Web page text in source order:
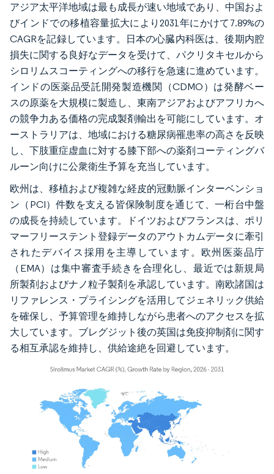
アジア太平洋地域は最も成長が速い地域であり、中国およ
びインドでの移植容量拡大により2031年にかけて7.89%の
CAGRを記録しています。日本の心臓内科医は、後期内腔
損失に関する良好なデータを受けて、パクリタキセルから
シロリムスコーティングへの移行を急速に進めています。
インドの医薬品受託開発製造機関（CDMO）は発酵ベー
スの原薬を大規模に製造し、東南アジアおよびアフリカへ
の競争力ある価格の完成製剤輸出を可能にしています。オ
ーストラリアは、地域における糖尿病罹患率の高さを反映
し、下肢重症虚血に対する膝下部への薬剤コーティングバ
ルーン向けに公衆衛生予算を充当しています。
欧州は、移植および複雑な経皮的冠動脈インターベンショ
ン（PCI）件数を支える皆保険制度を通じて、一桁台中盤
の成長を持続しています。ドイツおよびフランスは、ポリ
マーフリーステント登録データのアウトカムデータに牽引
されたデバイス採用を主導しています。欧州医薬品庁
（EMA）は集中審査手続きを合理化し、最近では新規局
所製剤およびナノ粒子製剤を承認しています。南欧諸国は
リファレンス・プライシングを活用してジェネリック供給
を確保し、予算管理を維持しながら患者へのアクセスを拡
大しています。ブレグジット後の英国は免疫抑制剤に関す
る相互承認を維持し、供給途絶を回避しています。